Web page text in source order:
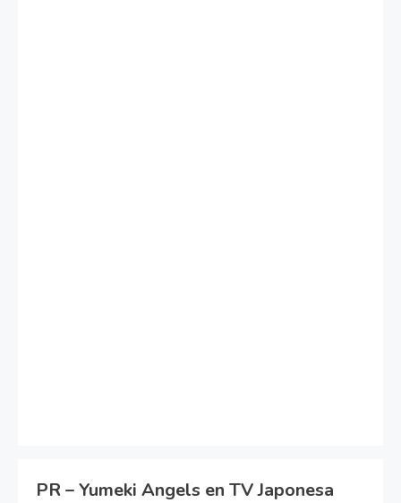
PR – Yumeki Angels en TV Japonesa